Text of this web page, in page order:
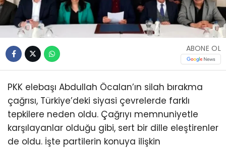
ABONE OL
PKK elebaşı Abdullah Öcalan’ın silah bırakma
çağrısı, Türkiye’deki siyasi çevrelerde farklı
tepkilere neden oldu. Çağrıyı memnuniyetle
karşılayanlar olduğu gibi, sert bir dille eleştirenler
de oldu. İşte partilerin konuya ilişkin